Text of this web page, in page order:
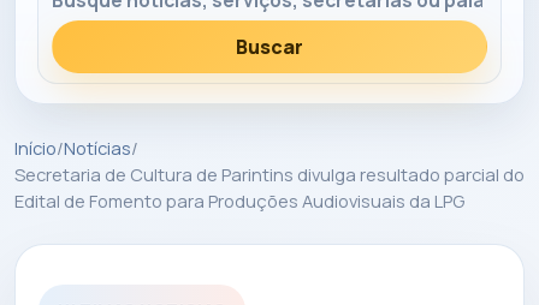
Buscar
Início/Notícias/
Secretaria de Cultura de Parintins divulga resultado parcial do
Edital de Fomento para Produções Audiovisuais da LPG